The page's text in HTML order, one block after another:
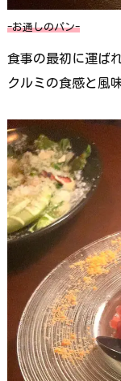
-お通しのパン-
食事の最初に運ば
クルミの食感と風